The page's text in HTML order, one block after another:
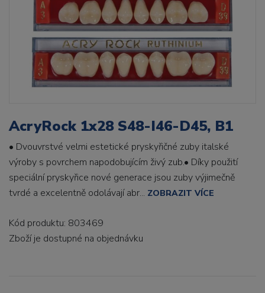
AcryRock 1x28 S48-I46-D45, B1
• Dvouvrstvé velmi estetické pryskyřičné zuby italské
výroby s povrchem napodobujícím živý zub.• Díky použití
speciální pryskyřice nové generace jsou zuby výjimečně
tvrdé a excelentně odolávají abr... ZOBRAZIT VÍCE
Kód produktu: 803469
Zboží je dostupné na objednávku